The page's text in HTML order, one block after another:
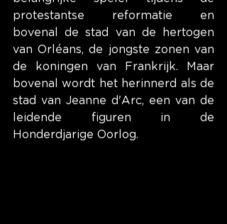
protestantse reformatie en
bovenal de stad van de hertogen
van Orléans, de jongste zonen van
de koningen van Frankrijk. Maar
bovenal wordt het herinnerd als de
stad van Jeanne d'Arc, een van de
leidende figuren in de
Honderdjarige Oorlog.